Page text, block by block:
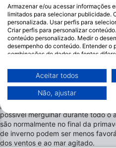
Os melhores meses
Ilhas Orkney
As Ilhas Orkney oferecem
todo o ano, embora as condições
As temperaturas da água variam
atingindo frequentemente 15-20
diminuir durante os meses mais
Os mergulhadores devem ter
particularmente durante a
possível mergulhar durante todo o
são normalmente no final da
de inverno podem ser menos
dos ventos e ao mar agitado.
Armazenar e/ou acessar informações
limitados para selecionar publicidade.
personalizada. Usar perfis para
Criar perfis para personalizar
conteúdo personalizado. Medir o
desempenho do conteúdo. Entender o
combinações de dados de fontes
Você pode encontrar mais
aqui: https://business.safety.google/
Os dados podem ser partilhados fora
este site/aplicativo.
Ver lista de parceiros (1
Utilizamos os seus dados para as
Aceitar todos
Não, ajustar